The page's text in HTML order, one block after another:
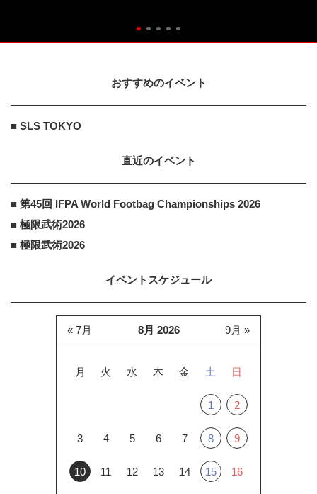
おすすめのイベント
■ SLS TOKYO
直近のイベント
■ 第45回 IFPA World Footbag Championships 2026
■ 極限武術2026
■ 極限武術2026
イベントスケジュール
8月 2026
月 火 水 木 金 土 日
1 2
3 4 5 6 7 8 9
10 11 12 13 14 15 16
« 7月 9月 »